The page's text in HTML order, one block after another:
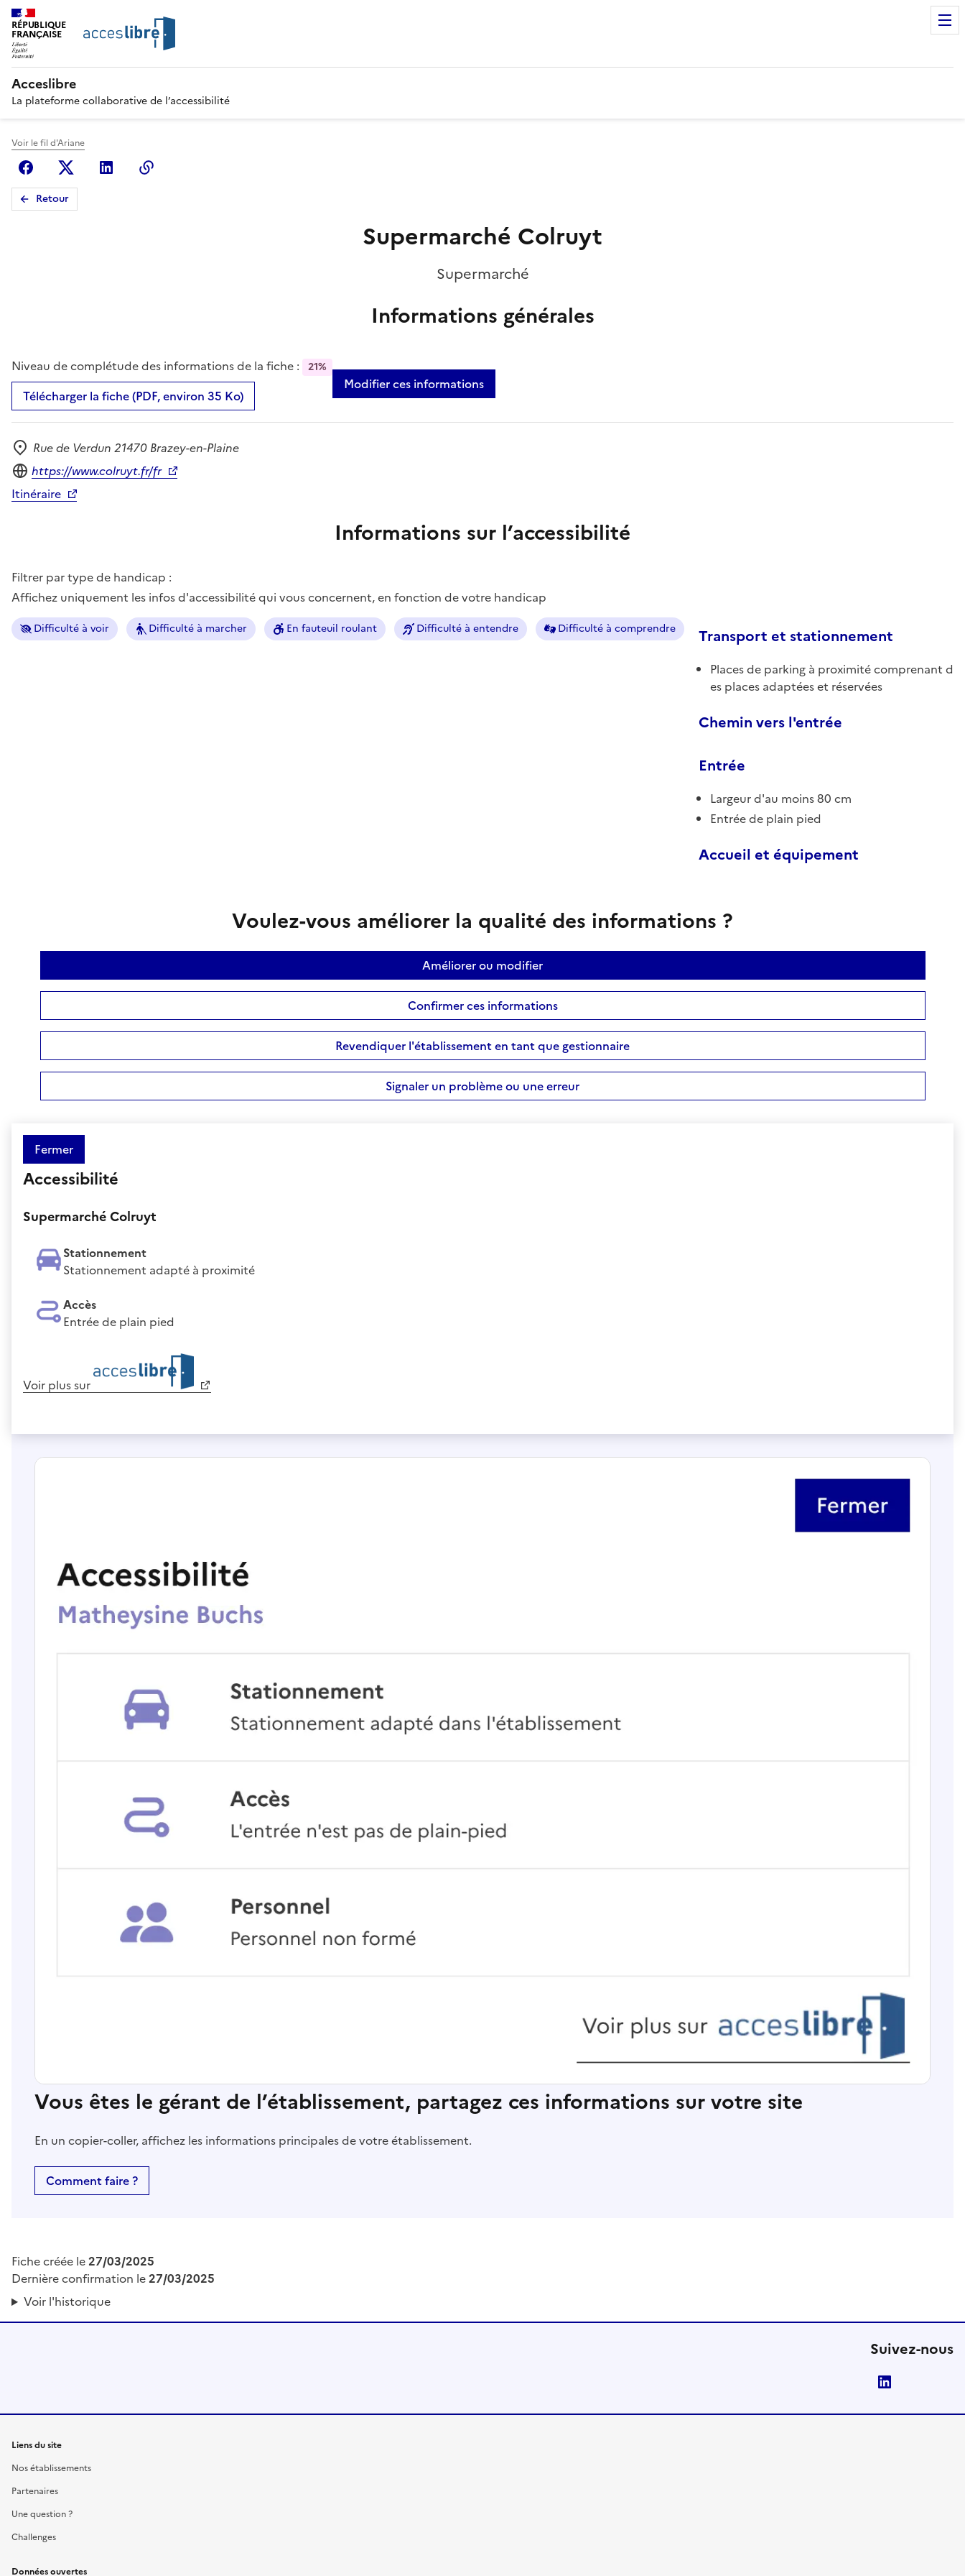
RÉPUBLIQUE
FRANÇAISE
Acceslibre
La plateforme collaborative de l’accessibilité
Voir le fil d'Ariane
FacebookX (anciennement Twitter)
Linkedin
Retour
Supermarché Colruyt
Supermarché
Informations générales
Niveau de complétude des informations de la fiche : 21%
Télécharger la fiche (PDF, environ 35 Ko)
Modifier ces informations
Adresse
Rue de Verdun 21470 Brazey-en-Plaine
Site internet
https://www.colruyt.fr/fr
Itinéraire
Informations sur l’accessibilité
Filtrer par type de handicap :
Affichez uniquement les infos d'accessibilité qui vous concernent, en fonction de votre handicap
Difficulté à voir Difficulté à marcher En fauteuil roulant Difficulté à entendre Difficulté à comprendre Transport et stationnement
Places de parking à proximité comprenant d
es places adaptées et réservées
Chemin vers l'entrée
Entrée
Largeur d'au moins 80 cm
Entrée de plain pied
Accueil et équipement
Voulez-vous améliorer la qualité des informations ?
Améliorer ou modifier
Confirmer ces informations
Revendiquer l'établissement en tant que gestionnaire
Signaler un problème ou une erreur
Fermer
Accessibilité
Supermarché Colruyt
Stationnement
Stationnement adapté à proximité
Accès
Entrée de plain pied
Voir plus sur
Vous êtes le gérant de l’établissement, partagez ces informations sur votre site
En un copier-coller, affichez les informations principales de votre établissement.
Comment faire ?
Fiche créée le27/03/2025
Dernière confirmation le27/03/2025
Voir l'historique
Suivez-nous
Liens du site
Nos établissements
Partenaires
Une question ?
Challenges
Données ouvertes